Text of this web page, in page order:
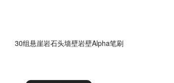
30组悬崖岩石头墙壁岩壁Alpha笔刷